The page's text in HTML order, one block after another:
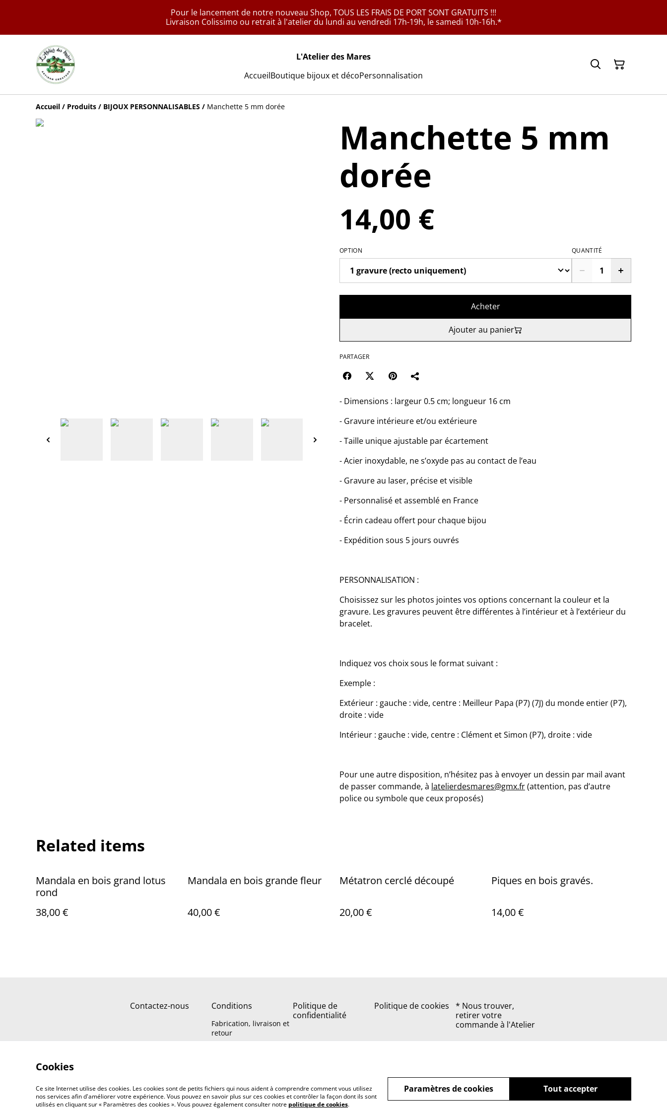
Pour le lancement de notre nouveau Shop, TOUS LES FRAIS DE PORT SONT GRATUITS !!!
Livraison Colissimo ou retrait à l'atelier du lundi au vendredi 17h-19h, le samedi 10h-16h.*
L'Atelier des Mares
AccueilBoutique bijoux et décoPersonnalisation
Accueil / Produits / BIJOUX PERSONNALISABLES / Manchette 5 mm dorée
Manchette 5 mm
dorée
14,00 €
OPTION QUANTITÉ
Acheter
Ajouter au panier
PARTAGER
- Dimensions : largeur 0.5 cm; longueur 16 cm
- Gravure intérieure et/ou extérieure
- Taille unique ajustable par écartement
- Acier inoxydable, ne s’oxyde pas au contact de l’eau
- Gravure au laser, précise et visible
- Personnalisé et assemblé en France
- Écrin cadeau offert pour chaque bijou
- Expédition sous 5 jours ouvrés
PERSONNALISATION :
Choisissez sur les photos jointes vos options concernant la couleur et la
gravure. Les gravures peuvent être différentes à l’intérieur et à l’extérieur du
bracelet.
Indiquez vos choix sous le format suivant :
Exemple :
Extérieur : gauche : vide, centre : Meilleur Papa (P7) (7J) du monde entier (P7),
droite : vide
Intérieur : gauche : vide, centre : Clément et Simon (P7), droite : vide
Pour une autre disposition, n’hésitez pas à envoyer un dessin par mail avant
de passer commande, à latelierdesmares@gmx.fr(attention, pas d’autre
police ou symbole que ceux proposés)
Related items
Mandala en bois grand lotus
rond
38,00 €
Mandala en bois grande fleur
40,00 €
Métatron cerclé découpé
20,00 €
Piques en bois gravés.
14,00 €
Contactez-nous Conditions
Fabrication, livraison et
retour
Politique de
confidentialité
Politique de cookies
* Nous trouver,
retirer votre
commande à l'Atelier
©2026 L'Atelier des Mares
Cookies
Ce site Internet utilise des cookies. Les cookies sont de petits fichiers qui nous aident à comprendre comment vous utilisez
nos services afin d'améliorer votre expérience. Vous pouvez en savoir plus sur ces cookies et contrôler la façon dont ils sont
utilisés en cliquant sur « Paramètres des cookies ». Vous pouvez également consulter notre politique de cookies.
Tout accepter
Paramètres de cookies